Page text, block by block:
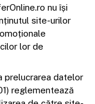
nu își
site-urilor
lor de
prelucrarea datelor
reglementează